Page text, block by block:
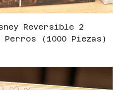
Reversible 2
Perros (1000 Piezas)